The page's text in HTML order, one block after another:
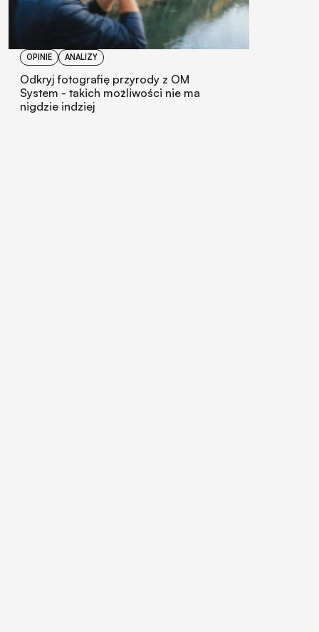
OPINIE ANALIZY
Odkryj fotografię przyrody z OM
System - takich możliwości nie ma
nigdzie indziej